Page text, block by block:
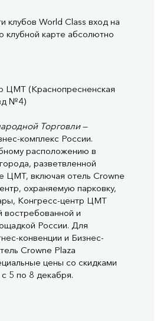
клубов World Class вход на
клубной карте абсолютно
ЦМТ (Краснопресненская
№4)
Торговли—
комплекс России.
расположению в
разветвленной
ЦМТ, включая отель Crowne
охраняемую парковку,
Конгресс-центр ЦМТ
востребованной и
России. Для
конвенции и Бизнес-
Crowne Plaza
цены со скидками
5 по 8 декабря.